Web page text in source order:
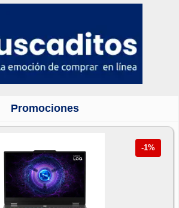
Promociones
-1%